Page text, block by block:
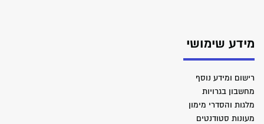
מידע שימושי
רישום ומידע נוסף
מחשבון בגרויות
מלגות והסדרי מימון
מעונות סטודנטים